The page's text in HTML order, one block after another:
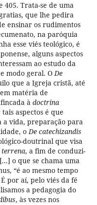
405. Trata-se de uma
que lhe pedira
ensinar os rudimentos
na paróquia
esse viés teológico, é
alguns aspectos
ao estudo da
modo geral. ODe
que a Igreja cristã, até
matéria de
à doctrina
aspectos é que
a vida, preparação para
oDe catechizandis
doutrinal que visa
, a fim de conduzi-
o que se chama uma
“é ao mesmo tempo
por aí, pelo viés da fé
a pedagogia do
, às vezes nos